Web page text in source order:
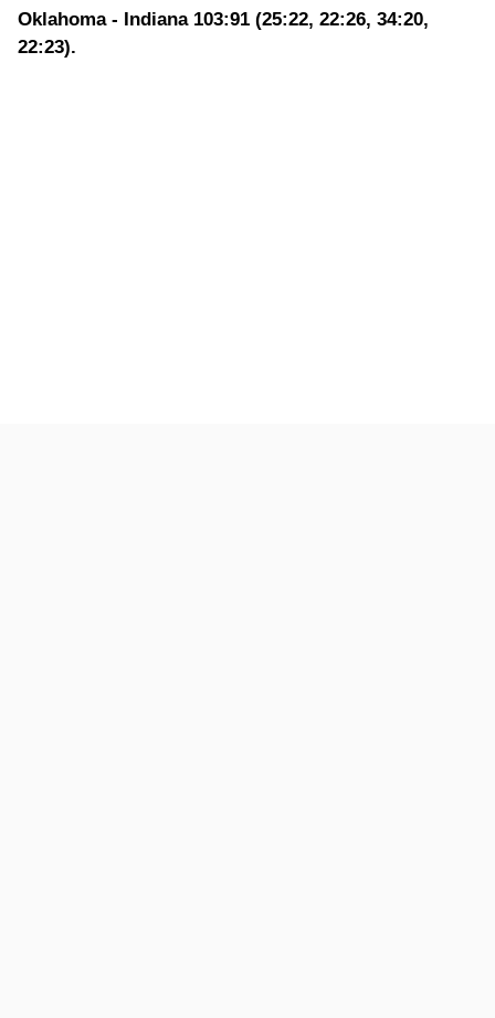
Oklahoma - Indiana 103:91 (25:22, 22:26, 34:20,
22:23).